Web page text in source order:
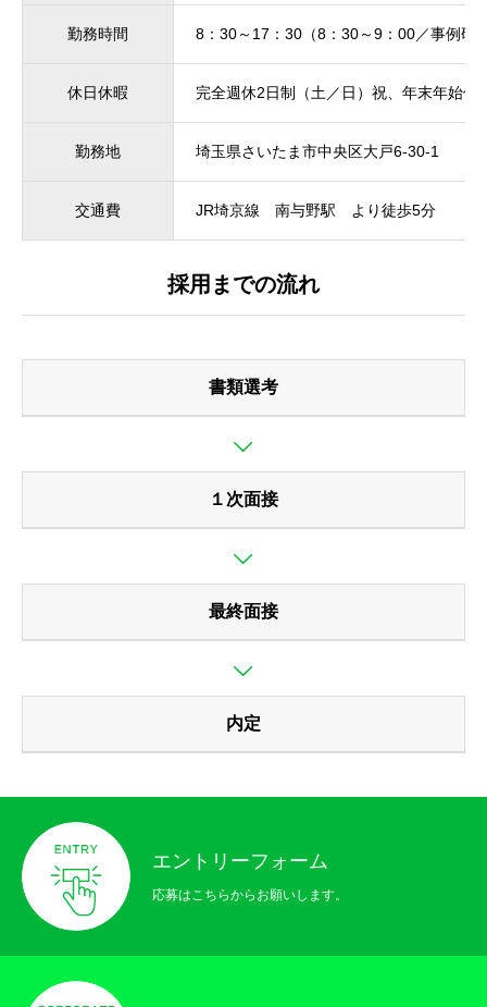
勤務時間 8：30～17：30（8：30～9：00／事例研
休日休暇 完全週休2日制（土／日）祝、年末年始
勤務地 埼玉県さいたま市中央区大戸6-30-1
交通費 JR埼京線 南与野駅 より徒歩5分
採用までの流れ
書類選考
１次面接
最終面接
内定
エントリーフォーム
応募はこちらからお願いします。